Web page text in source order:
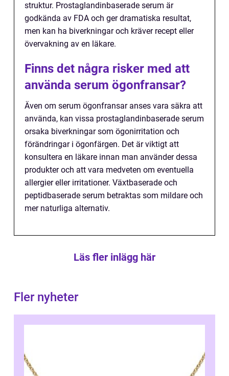
struktur. Prostaglandinbaserade serum är
godkända av FDA och ger dramatiska resultat,
men kan ha biverkningar och kräver recept eller
övervakning av en läkare.
Finns det några risker med att
använda serum ögonfransar?
Även om serum ögonfransar anses vara säkra att
använda, kan vissa prostaglandinbaserade serum
orsaka biverkningar som ögonirritation och
förändringar i ögonfärgen. Det är viktigt att
konsultera en läkare innan man använder dessa
produkter och att vara medveten om eventuella
allergier eller irritationer. Växtbaserade och
peptidbaserade serum betraktas som mildare och
mer naturliga alternativ.
Läs fler inlägg här
Fler nyheter